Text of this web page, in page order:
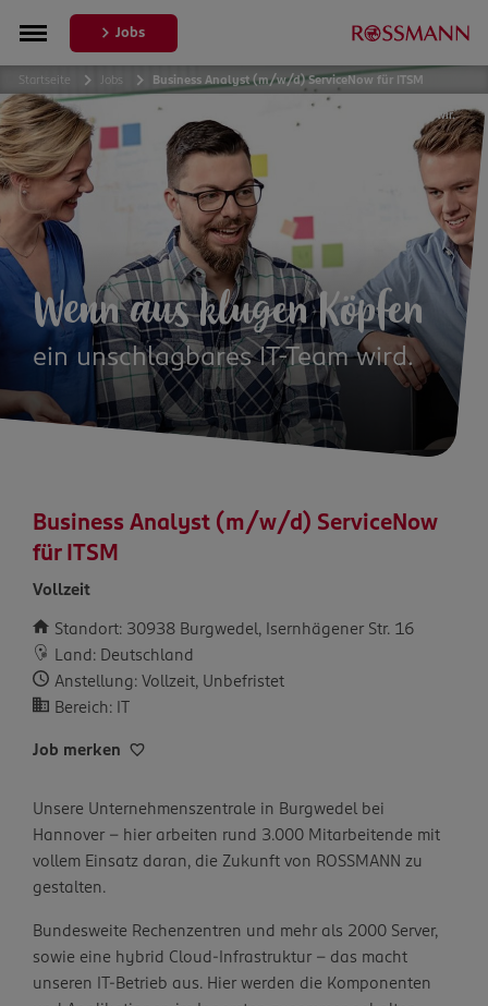
Jobs
Startseite Jobs Business Analyst (m/w/d) ServiceNow für ITSM
sind wir wir.
Wenn aus klugen Köpfen
ein unschlagbares IT-Team wird.
Business Analyst (m/w/d) ServiceNow
für ITSM
Vollzeit
Standort: 30938 Burgwedel, Isernhägener Str. 16
Land: Deutschland
Anstellung: Vollzeit, Unbefristet
Bereich: IT
Job merken
Unsere Unternehmenszentrale in Burgwedel bei
Hannover – hier arbeiten rund 3.000 Mitarbeitende mit
vollem Einsatz daran, die Zukunft von ROSSMANN zu
gestalten.
Bundesweite Rechenzentren und mehr als 2000 Server,
sowie eine hybrid Cloud-Infrastruktur – das macht
unseren IT-Betrieb aus. Hier werden die Komponenten